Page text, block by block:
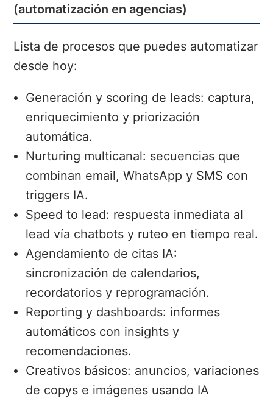
(automatización en agencias)
Lista de procesos que puedes automatizar
desde hoy:
Generación y scoring de leads: captura,
enriquecimiento y priorización
automática.
Nurturing multicanal: secuencias que
combinan email, WhatsApp y SMS con
triggers IA.
Speed to lead: respuesta inmediata al
lead vía chatbots y ruteo en tiempo real.
Agendamiento de citas IA:
sincronización de calendarios,
recordatorios y reprogramación.
Reporting y dashboards: informes
automáticos con insights y
recomendaciones.
Creativos básicos: anuncios, variaciones
de copys e imágenes usando IA